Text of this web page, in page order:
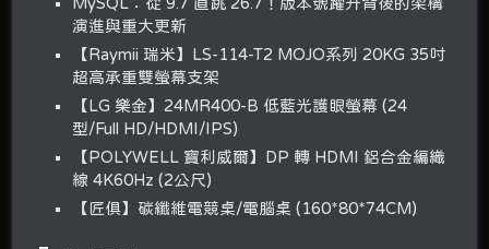
演進與重大更新
【Raymii 瑞米】LS-114-T2 MOJO系列 20KG 35吋
超高承重雙螢幕支架
【LG 樂金】24MR400-B 低藍光護眼螢幕 (24
型/Full HD/HDMI/IPS)
【POLYWELL 寶利威爾】DP 轉 HDMI 鋁合金編織
線 4K60Hz (2公尺)
【匠俱】碳纖維電競桌/電腦桌 (160*80*74CM)